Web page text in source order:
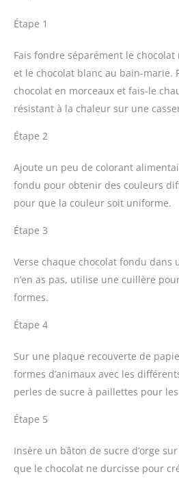
Étape 1
Fais fondre séparément le
et le chocolat blanc au bain-marie.
chocolat en morceaux et fais-le
résistant à la chaleur sur une
Étape 2
Ajoute un peu de colorant
fondu pour obtenir des couleurs
pour que la couleur soit uniforme.
Étape 3
Verse chaque chocolat fondu dans
n’en as pas, utilise une cuillère
formes.
Étape 4
Sur une plaque recouverte de
formes d’animaux avec les
perles de sucre à paillettes pour
Étape 5
Insère un bâton de sucre d’orge
que le chocolat ne durcisse pour